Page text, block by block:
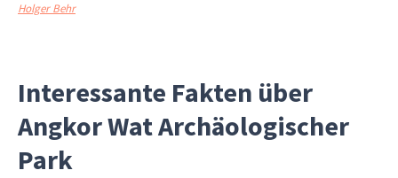
Holger Behr
Interessante Fakten über
Angkor Wat Archäologischer
Park